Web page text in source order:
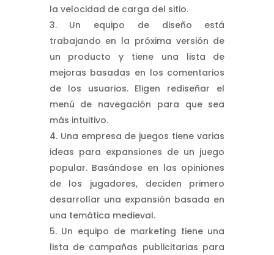
la velocidad de carga del sitio.
Un equipo de diseño está
trabajando en la próxima versión de
un producto y tiene una lista de
mejoras basadas en los comentarios
de los usuarios. Eligen rediseñar el
menú de navegación para que sea
más intuitivo.
Una empresa de juegos tiene varias
ideas para expansiones de un juego
popular. Basándose en las opiniones
de los jugadores, deciden primero
desarrollar una expansión basada en
una temática medieval.
Un equipo de marketing tiene una
lista de campañas publicitarias para